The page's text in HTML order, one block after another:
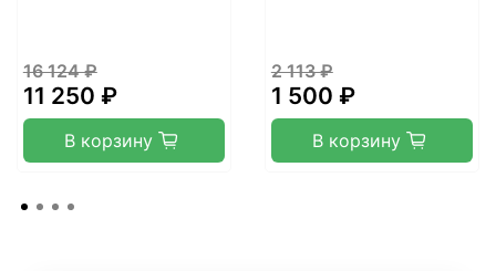
16 124 ₽
11 250 ₽
В корзину
2 113 ₽
1 500 ₽
В корзину